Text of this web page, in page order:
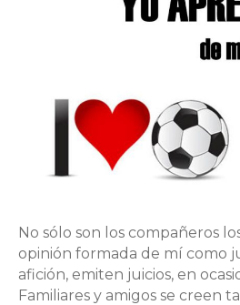
No sólo son los compañeros
opinión formada de mí como
afición, emiten juicios, en
Familiares y amigos se creen